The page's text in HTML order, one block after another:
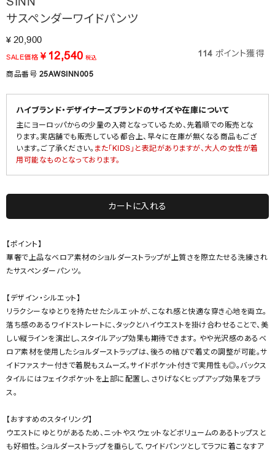
サスペンダーワイドパンツ
¥ 20,900
SALE価格 ¥ 12,540 税込 114 ポイント獲得
商品番号 25AWSINN005
ハイブランド・デザイナーズブランドのサイズや在庫について
主にヨーロッパからの少量の入荷となっているため、先着順での販売とな
ります。実店舗でも販売している都合上、早々に在庫が無くなる商品もござ
います。ご了承ください。 また「KIDS」と表記がありますが、大人の女性が着
用可能なものとなっております。
カートに入れる
【ポイント】
華奢で上品なベロア素材のショルダーストラップが上質さを際立たせる洗練され
たサスペンダーパンツ。
【デザイン・シルエット】
リラクシーなゆとりを持たせたシルエットが、こなれ感と快適な穿き心地を両立。
落ち感のあるワイドストレートに、タックとハイウエストを掛け合わせることで、美
しい縦ラインを演出し、スタイルアップ効果も期待できます。 やや光沢感のあるベ
ロア素材を使用したショルダーストラップは、後ろの結びで着丈の調整が可能。サ
イドファスナー付きで着脱もスムーズ。サイドポケット付きで実用性も◎。バックス
タイルにはフェイクポケットを上部に配置し、さりげなくヒップアップ効果をプラ
ス。
【おすすめのスタイリング】
ウエストにゆとりがあるため、ニットやスウェットなどボリュームのあるトップスと
も好相性。ショルダーストラップを垂らして、ワイドパンツとしてラフに着こなすア